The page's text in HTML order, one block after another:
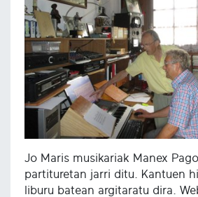
Jo Maris musikariak Manex
partituretan jarri ditu. Kantuen
liburu batean argitaratu dira.